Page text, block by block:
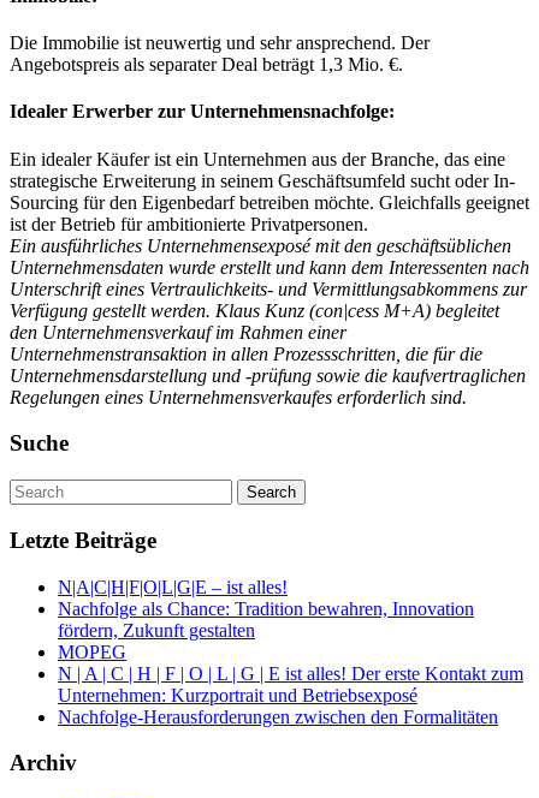
Die Immobilie ist neuwertig und sehr ansprechend. Der
Angebotspreis als separater Deal beträgt 1,3 Mio. €.
Idealer Erwerber zur Unternehmensnachfolge:
Ein idealer Käufer ist ein Unternehmen aus der Branche, das eine
strategische Erweiterung in seinem Geschäftsumfeld sucht oder In-
Sourcing für den Eigenbedarf betreiben möchte. Gleichfalls geeignet
ist der Betrieb für ambitionierte Privatpersonen.
Ein ausführliches Unternehmensexposé mit den geschäftsüblichen
Unternehmensdaten wurde erstellt und kann dem Interessenten nach
Unterschrift eines Vertraulichkeits- und Vermittlungsabkommens zur
Verfügung gestellt werden. Klaus Kunz (con|cess M+A) begleitet
den Unternehmensverkauf im Rahmen einer
Unternehmenstransaktion in allen Prozessschritten, die für die
Unternehmensdarstellung und -prüfung sowie die kaufvertraglichen
Regelungen eines Unternehmensverkaufes erforderlich sind.
Suche
Letzte Beiträge
N|A|C|H|F|O|L|G|E – ist alles!
Nachfolge als Chance: Tradition bewahren, Innovation
fördern, Zukunft gestalten
MOPEG
N | A | C | H | F | O | L | G | E ist alles! Der erste Kontakt zum
Unternehmen: Kurzportrait und Betriebsexposé
Nachfolge-Herausforderungen zwischen den Formalitäten
Archiv